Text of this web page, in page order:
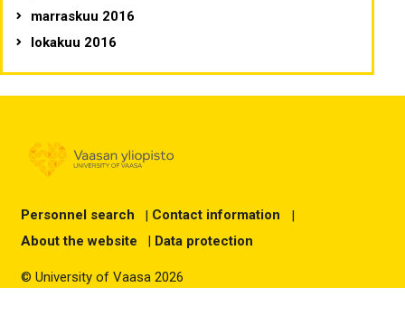
marraskuu 2016
lokakuu 2016
Personnel search | Contact information
|
About the website
| Data protection
© University of Vaasa 2026